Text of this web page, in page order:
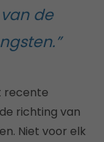
de
recente
richting van
Niet voor elk